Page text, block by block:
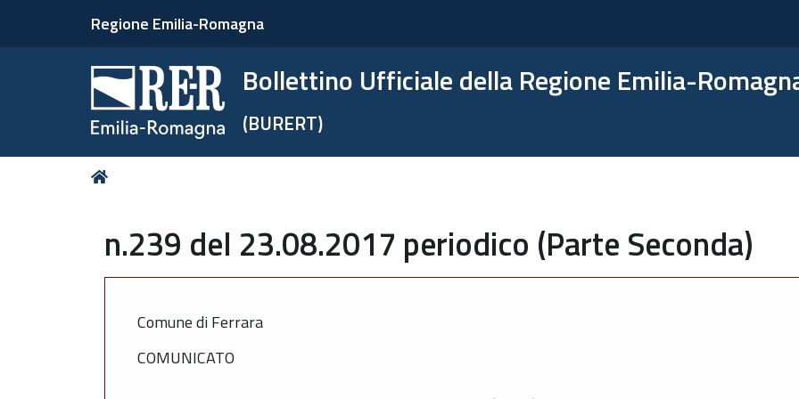
Regione Emilia-Romagna
Bollettino Ufficiale della Regione Emilia-
(BURERT)
Tu
n.239 del 23.08.2017 periodico (Parte Seconda)
Comune di Ferrara
COMUNICATO